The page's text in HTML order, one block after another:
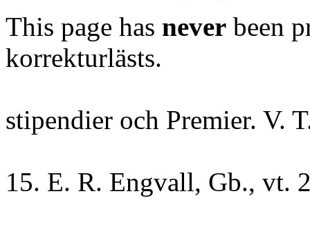
This page has never been
korrekturlästs.
stipendier och Premier. V.
15. E. R. Engvall, Gb., vt.